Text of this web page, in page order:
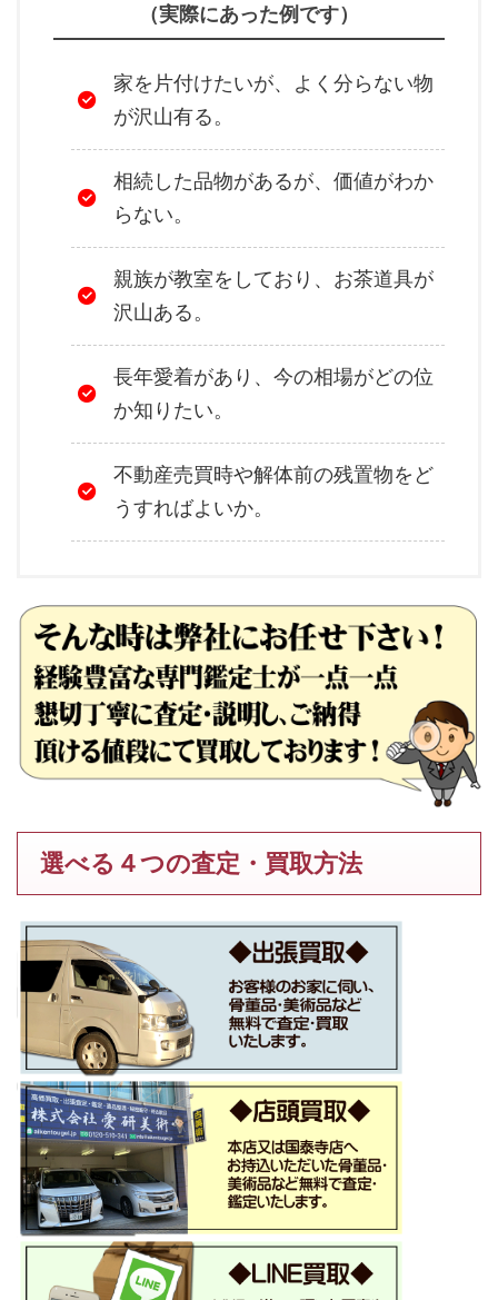
（実際にあった例です）
家を片付けたいが、よく分らない物
が沢山有る。
相続した品物があるが、価値がわか
らない。
親族が教室をしており、お茶道具が
沢山ある。
長年愛着があり、今の相場がどの位
か知りたい。
不動産売買時や解体前の残置物をど
うすればよいか。
選べる４つの査定・買取方法